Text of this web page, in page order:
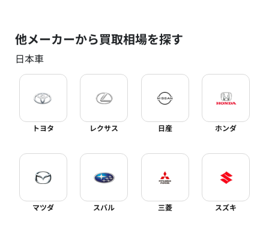
他メーカーから買取相場を探す
日本車
トヨタ レクサス 日産 ホンダ
マツダ スバル 三菱 スズキ